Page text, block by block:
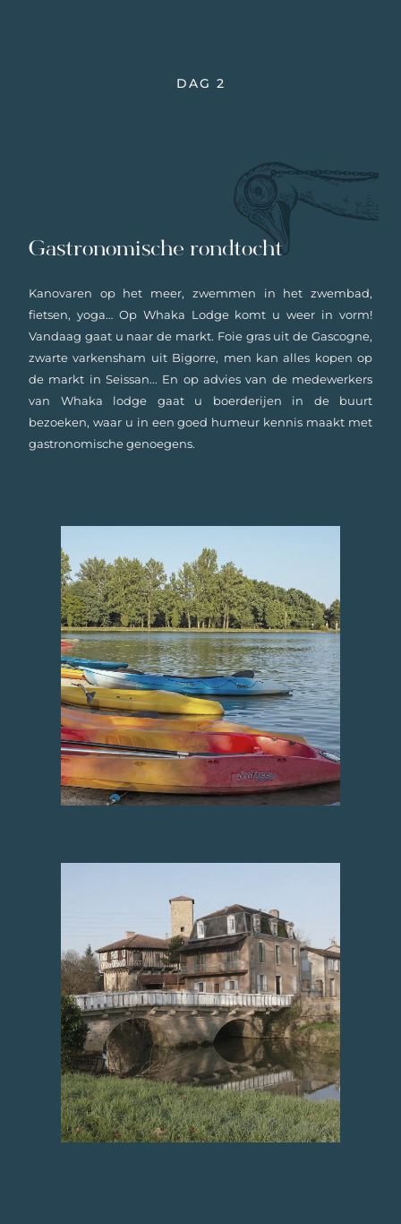
DAG 2
Gastronomische rondtocht
Kanovaren op het meer, zwemmen in het zwembad,
fietsen, yoga… Op Whaka Lodge komt u weer in vorm!
Vandaag gaat u naar de markt. Foie gras uit de Gascogne,
zwarte varkensham uit Bigorre, men kan alles kopen op
de markt in Seissan... En op advies van de medewerkers
van Whaka lodge gaat u boerderijen in de buurt
bezoeken, waar u in een goed humeur kennis maakt met
gastronomische genoegens.